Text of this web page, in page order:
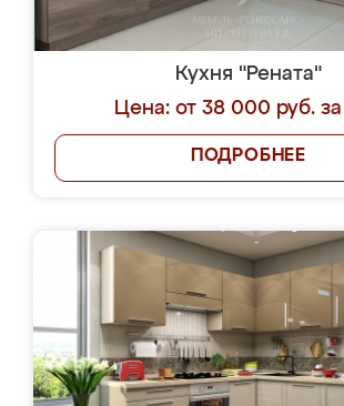
Кухня "Рената"
Цена: от 38 000 руб.
ПОДРОБНЕЕ